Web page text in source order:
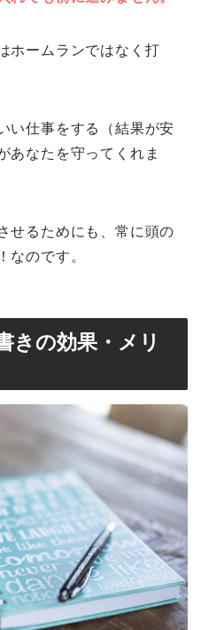
ホームランではなく打
い仕事をする（結果が安
あなたを守ってくれま
せるためにも、常に頭の
なのです。
きの効果・メリ